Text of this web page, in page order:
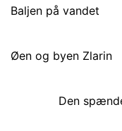
Baljen på vandet
Øen og byen Zlarin
Den